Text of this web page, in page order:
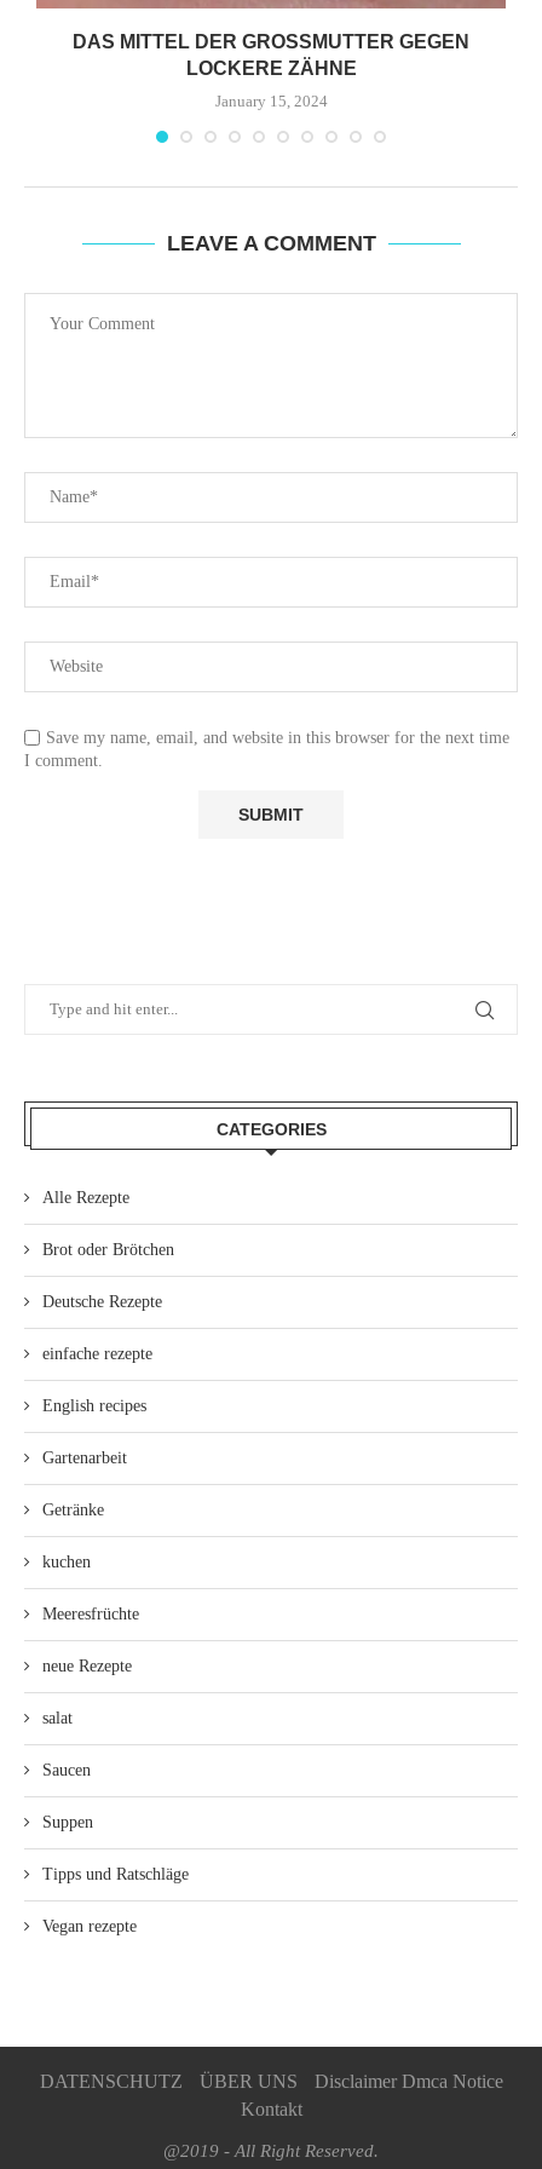
DAS MITTEL DER GROSSMUTTER GEGEN L
OCKERE ZÄHNE
January 15, 2024
LEAVE A COMMENT
Save my name, email, and website in this browser for the next time
I comment.
CATEGORIES
Alle Rezepte
Brot oder Brötchen
Deutsche Rezepte
einfache rezepte
English recipes
Gartenarbeit
Getränke
kuchen
Meeresfrüchte
neue Rezepte
salat
Saucen
Suppen
Tipps und Ratschläge
Vegan rezepte
DATENSCHUTZ ÜBER UNS
Disclaimer Dmca Notice
Kontakt
@2019 - All Right Reserved.